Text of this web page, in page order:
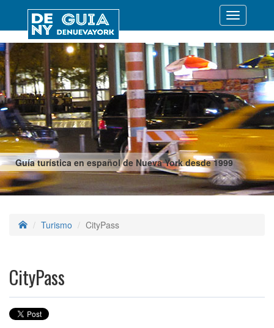
Guía turística en español de Nueva York desde 1999
Desplegar
Turismo CityPass
CityPass